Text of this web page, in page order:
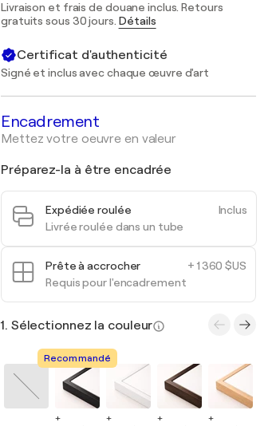
Livraison et frais de douane inclus. Retours
gratuits sous 30 jours. Détails
Certificat d'authenticité
Signé et inclus avec chaque œuvre d'art
Encadrement
Mettez votre oeuvre en valeur
Préparez-la à être encadrée
Inclus
Expédiée roulée
Livrée roulée dans un tube
+ 1 360 $US
Prête à accrocher
Requis pour l'encadrement
1. Sélectionnez la couleur
Recommandé
+
+
+
+